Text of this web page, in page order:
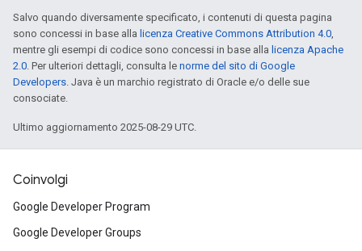
Salvo quando diversamente specificato, i contenuti di questa pagina
sono concessi in base alla licenza Creative Commons Attribution 4.0,
mentre gli esempi di codice sono concessi in base alla licenza Apache
2.0. Per ulteriori dettagli, consulta le norme del sito di Google
Developers. Java è un marchio registrato di Oracle e/o delle sue
consociate.
Ultimo aggiornamento 2025-08-29 UTC.
Coinvolgi
Google Developer Program
Google Developer Groups